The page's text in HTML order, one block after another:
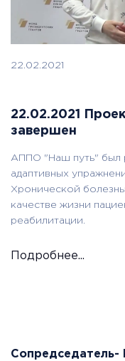
22.02.2021
22.02.2021
завершен
АППО "Наш путь" был
адаптивных
Хронической
качестве жизни
реабилитации.
Подробнее...